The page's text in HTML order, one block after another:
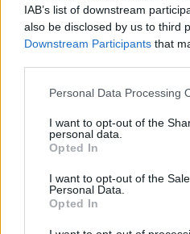
IAB’s list of downstream
also be disclosed by us to third
Downstream Participants that
Personal Data Processing
I want to opt-out of the
personal data.
Opted In
I want to opt-out of the
Personal Data.
Opted In
Χιλιομετρικές Ενδείξεις
σήμανση ανά χιλιόμετρο.
Χρονικό Όριο
Το χρονικό όριο
Ημιμαραθώνιο δρόμο
στιγμή που θα δοθεί η
αντίστοιχο όριο είναι